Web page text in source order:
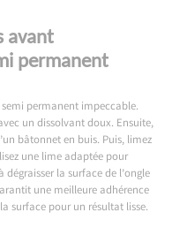
avant
permanent
permanent impeccable.
un dissolvant doux. Ensuite,
bâtonnet en buis. Puis, limez
une lime adaptée pour
dégraisser la surface de l’ongle
une meilleure adhérence
surface pour un résultat lisse.